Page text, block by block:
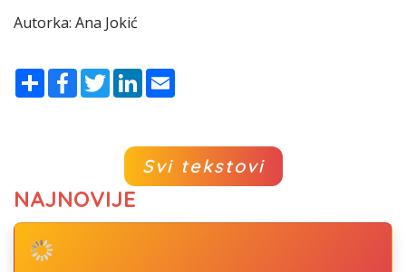
Autorka: Ana Jokić
ShareFacebook
TwitterLinkedIn
Svi tekstovi
NAJNOVIJE